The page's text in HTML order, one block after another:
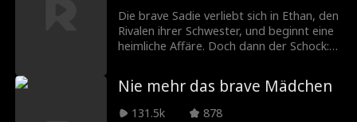
beruflichen Beziehung wird bald Liebe.
Doch als Bens Vergangenheit ihn einholt
und Feinde Jagd auf ihn machen, nutzt er
beschützen und Gerechtigkeit zu finden.
Die brave Sadie verliebt sich in Ethan, den
Rivalen ihrer Schwester, und beginnt eine
heimliche Affäre. Doch dann der Schock:
gebrochenem Herzen zieht Sadie einen
Schlussstrich.
Nie mehr das brave Mädchen
131.5k
878